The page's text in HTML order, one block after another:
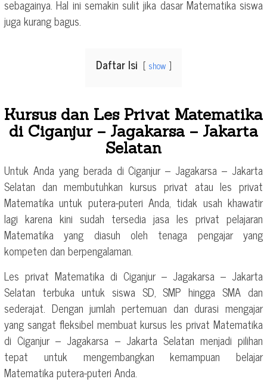
sebagainya. Hal ini semakin sulit jika dasar Matematika siswa
juga kurang bagus.
Daftar Isi show
Kursus dan Les Privat Matematika
di Ciganjur – Jagakarsa – Jakarta
Selatan
Untuk Anda yang berada di Ciganjur – Jagakarsa – Jakarta
Selatan dan membutuhkan kursus privat atau les privat
Matematika untuk putera-puteri Anda, tidak usah khawatir
lagi karena kini sudah tersedia jasa les privat pelajaran
Matematika yang diasuh oleh tenaga pengajar yang
kompeten dan berpengalaman.
Les privat Matematika di Ciganjur – Jagakarsa – Jakarta
Selatan terbuka untuk siswa SD, SMP hingga SMA dan
sederajat. Dengan jumlah pertemuan dan durasi mengajar
yang sangat fleksibel membuat kursus les privat Matematika
di Ciganjur – Jagakarsa – Jakarta Selatan menjadi pilihan
tepat untuk mengembangkan kemampuan belajar
Matematika putera-puteri Anda.